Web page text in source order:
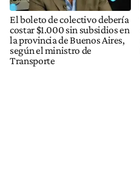
El boleto de colectivo debería
costar $1.000 sin subsidios en
la provincia de Buenos Aires,
según el ministro de
Transporte